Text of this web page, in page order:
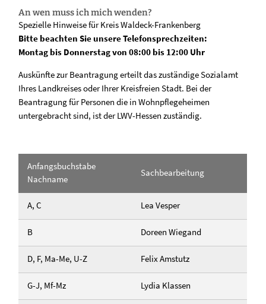
An wen muss ich mich wenden?
Spezielle Hinweise für Kreis Waldeck-Frankenberg
Bitte beachten Sie unsere Telefonsprechzeiten:
Montag bis Donnerstag von 08:00 bis 12:00 Uhr
Auskünfte zur Beantragung erteilt das zuständige Sozialamt
Ihres Landkreises oder Ihrer Kreisfreien Stadt. Bei der
Beantragung für Personen die in Wohnpflegeheimen
untergebracht sind, ist der LWV-Hessen zuständig.
Anfangsbuchstabe
Nachname
Sachbearbeitung
A, C Lea Vesper
B Doreen Wiegand
D, F, Ma-Me, U-Z Felix Amstutz
G-J, Mf-Mz Lydia Klassen